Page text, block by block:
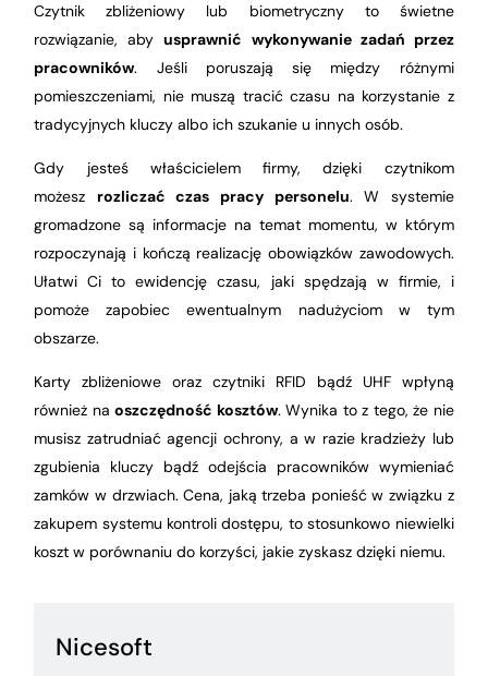
Czytnik zbliżeniowy lub biometryczny to świetne
rozwiązanie, abyusprawnić wykonywanie zadań przez
pracowników. Jeśli poruszają się między różnymi
pomieszczeniami, nie muszą tracić czasu na korzystanie z
tradycyjnych kluczy albo ich szukanie u innych osób.
Gdy jesteś właścicielem firmy, dzięki czytnikom
możesz rozliczać czas pracy personelu. W systemie
gromadzone są informacje na temat momentu, w którym
rozpoczynają i kończą realizację obowiązków zawodowych.
Ułatwi Ci to ewidencję czasu, jaki spędzają w firmie, i
pomoże zapobiec ewentualnym nadużyciom w tym
obszarze.
Karty zbliżeniowe oraz czytniki RFID bądź UHF wpłyną
również naoszczędność kosztów. Wynika to z tego, że nie
musisz zatrudniać agencji ochrony, a w razie kradzieży lub
zgubienia kluczy bądź odejścia pracowników wymieniać
zamków w drzwiach. Cena, jaką trzeba ponieść w związku z
zakupem systemu kontroli dostępu, to stosunkowo niewielki
koszt w porównaniu do korzyści, jakie zyskasz dzięki niemu.
Nicesoft